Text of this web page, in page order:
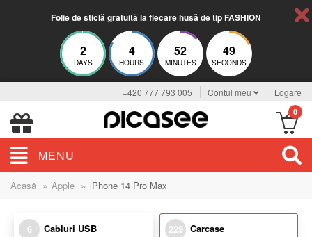
Folie de sticlă gratuită la fiecare husă de tip FASHION
2
DAYS
4
HOURS
52
MINUTES
48
SECONDS
+420 777 793 005 Contul meu Logare
0
MENU
Acasă » Apple » iPhone 14 Pro Max
6 Cabluri USB 229 Carcase